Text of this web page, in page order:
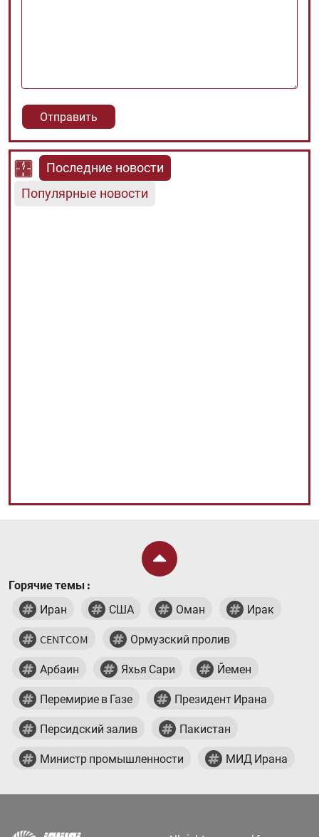
Последние новости
Популярные новости
Горячие темы :
Иран
США Оман Ирак
CENTCOM Ормузский пролив
Арбаин Яхья Сари Йемен
Перемирие в Газе Президент Ирана
Персидский залив Пакистан
Министр промышленности МИД Ирана